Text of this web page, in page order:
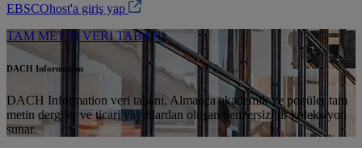
EBSCOhost'a giriş yap
TAM METIN VERI TABANI
DACH Information
DACH Information veri tabanı, Almanca akademik ve popüler tam
metin dergiler ve ticari yayınlardan oluşan benzersiz bir koleksiyon
sunar.